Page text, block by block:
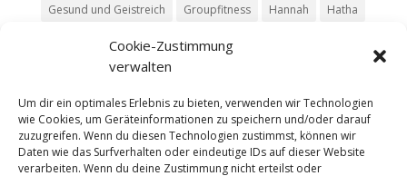
Cookie-Zustimmung
verwalten
Um dir ein optimales Erlebnis zu bieten, verwenden wir Technologien
wie Cookies, um Geräteinformationen zu speichern und/oder darauf
zuzugreifen. Wenn du diesen Technologien zustimmst, können wir
Daten wie das Surfverhalten oder eindeutige IDs auf dieser Website
verarbeiten. Wenn du deine Zustimmung nicht erteilst oder
Gesund und Geistreich
Groupfitness Hannah
Hatha
Move Pause
Vinyasa
Yoga